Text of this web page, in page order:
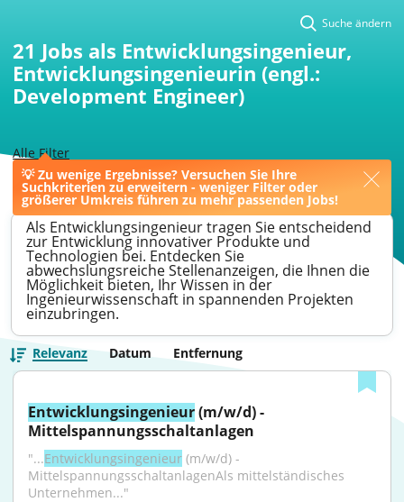
💡 Zu wenige Ergebnisse? Versuchen Sie Ihre
Suchkriterien zu erweitern - weniger Filter oder
größerer Umkreis führen zu mehr passenden Jobs!
Alle Filter
Suche ändern
21 Jobs als Entwicklungsingenieur,
Entwicklungsingenieurin (engl.:
Development Engineer)
> Offenbach am Main > Entwicklungsingenieur
Als Entwicklungsingenieur tragen Sie entscheidend
zur Entwicklung innovativer Produkte und
Technologien bei. Entdecken Sie
abwechslungsreiche Stellenanzeigen, die Ihnen die
Möglichkeit bieten, Ihr Wissen in der
Ingenieurwissenschaft in spannenden Projekten
einzubringen.
Relevanz Datum Entfernung
Entwicklungsingenieur (m/w/d) -
Mittelspannungsschaltanlagen
"...Entwicklungsingenieur (m/w/d) -
MittelspannungsschaltanlagenAls mittelständisches
Unternehmen..."